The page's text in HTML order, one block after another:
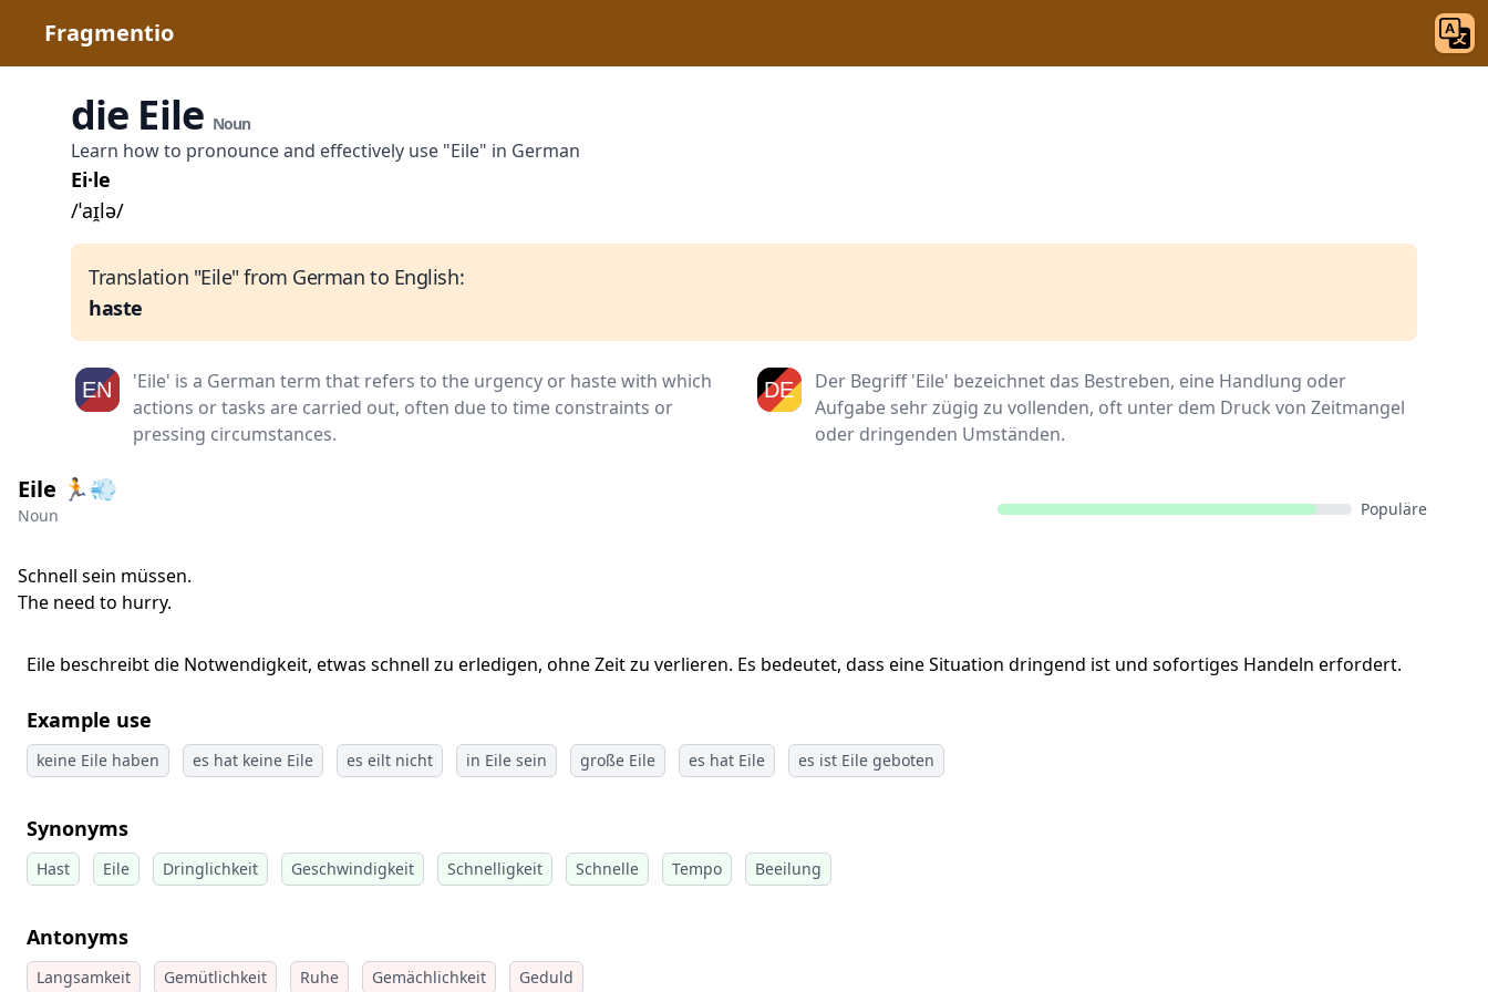
Fragmentio
die Eile Noun
Learn how to pronounce and effectively use "Eile" in German
Ei·le
/ˈaɪ̯lə/
Translation "Eile" from German to English:
haste
'Eile' is a German term that refers to the urgency or haste with which
actions or tasks are carried out, often due to time constraints or
pressing circumstances.
Der Begriff 'Eile' bezeichnet das Bestreben, eine Handlung oder
Aufgabe sehr zügig zu vollenden, oft unter dem Druck von Zeitmangel
oder dringenden Umständen.
Eile 🏃💨
Noun Populäre
Schnell sein müssen.
The need to hurry.
Eile beschreibt die Notwendigkeit, etwas schnell zu erledigen, ohne Zeit zu verlieren. Es bedeutet, dass eine Situation dringend ist und sofortiges Handeln erfordert.
Example use
keine Eile haben es hat keine Eile es eilt nicht in Eile sein große Eile es hat Eile es ist Eile geboten
Synonyms
Hast Eile Dringlichkeit Geschwindigkeit Schnelligkeit Schnelle Tempo Beeilung
Antonyms
Langsamkeit Gemütlichkeit Ruhe Gemächlichkeit Geduld